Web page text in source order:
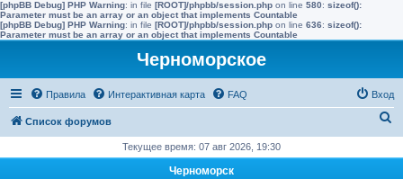
[phpBB Debug] PHP Warning: in file [ROOT]/phpbb/session.php on line 580: sizeof():
Parameter must be an array or an object that implements Countable
[phpBB Debug] PHP Warning: in file [ROOT]/phpbb/session.php on line 636: sizeof():
Parameter must be an array or an object that implements Countable
Черноморское
Правила Интерактивная карта FAQ Вход
Список форумов
Текущее время: 07 авг 2026, 19:30
Черноморск